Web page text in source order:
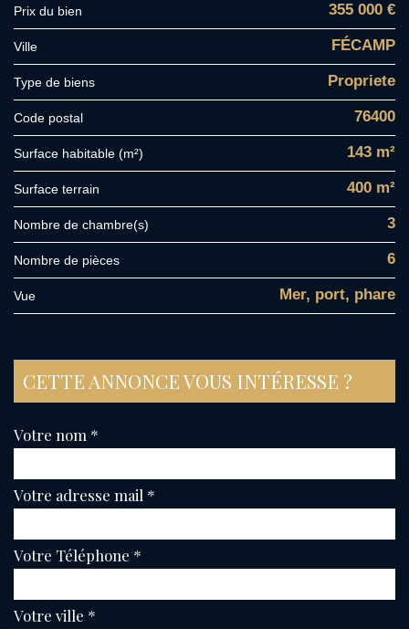
Prix du bien 355 000 €
Ville FÉCAMP
Type de biens Propriete
Code postal 76400
Surface habitable (m²) 143 m²
surface terrain 400 m²
Nombre de chambre(s) 3
Nombre de pièces 6
Vue Mer, port, phare
CETTE ANNONCE VOUS INTÉRESSE ?
Votre nom *
Votre adresse mail *
Votre Téléphone *
Votre ville *